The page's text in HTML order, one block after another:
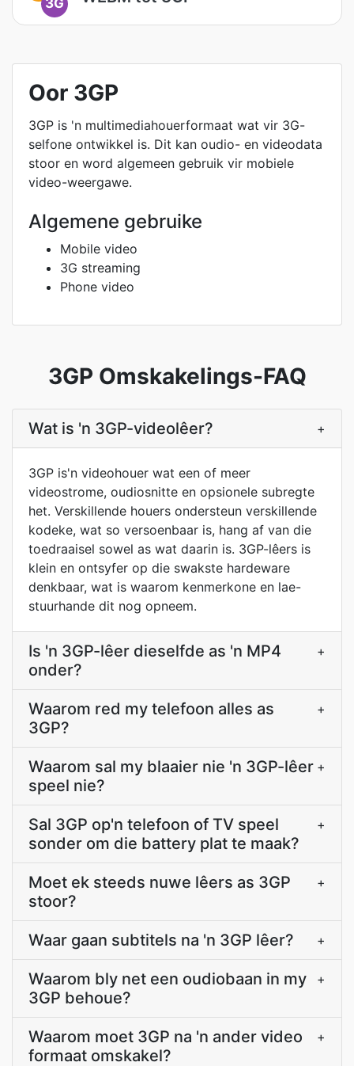
3G
Oor 3GP
3GP is 'n multimediahouerformaat wat vir 3G-
selfone ontwikkel is. Dit kan oudio- en videodata
stoor en word algemeen gebruik vir mobiele
video-weergawe.
Algemene gebruike
Mobile video
3G streaming
Phone video
3GP Omskakelings-FAQ
Wat is 'n 3GP-videolêer? +
3GP is'n videohouer wat een of meer
videostrome, oudiosnitte en opsionele subregte
het. Verskillende houers ondersteun verskillende
kodeke, wat so versoenbaar is, hang af van die
toedraaisel sowel as wat daarin is. 3GP-lêers is
klein en ontsyfer op die swakste hardeware
denkbaar, wat is waarom kenmerkone en lae-
stuurhande dit nog opneem.
Is 'n 3GP-lêer dieselfde as 'n MP4
onder?
+
Waarom red my telefoon alles as
3GP?
+
Waarom sal my blaaier nie 'n 3GP-lêer
speel nie?
+
Sal 3GP op'n telefoon of TV speel
sonder om die battery plat te maak?
+
Moet ek steeds nuwe lêers as 3GP
stoor?
+
Waar gaan subtitels na 'n 3GP lêer? +
Waarom bly net een oudiobaan in my
3GP behoue?
+
Waarom moet 3GP na 'n ander video
formaat omskakel?
+